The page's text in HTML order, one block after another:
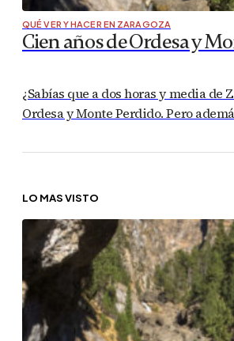
QUÉ VER Y HACER EN ZARAGOZA
Cien años de Ordesa y
¿Sabías que a dos horas y media
Ordesa y Monte Perdido. Pero
LO MÁS VISTO